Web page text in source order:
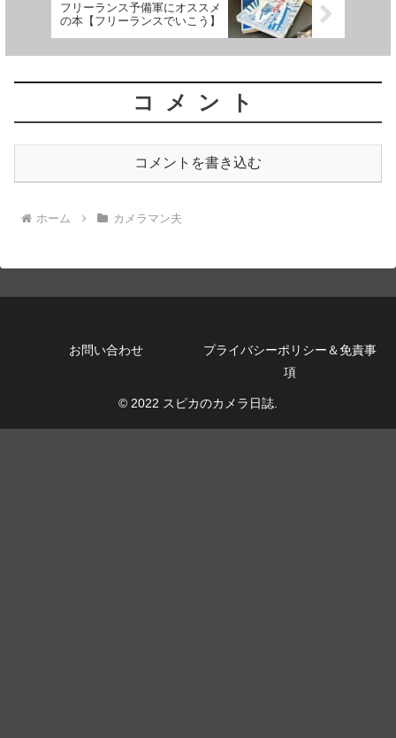
フリーランス予備軍にオススメ
の本【フリーランスでいこう】
コメント
コメントを書き込む
ホーム カメラマン夫
お問い合わせ
プライバシーポリシー＆免責事
項
© 2022 スピカのカメラ日誌.